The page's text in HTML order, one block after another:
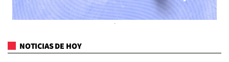
NOTICIAS DE HOY